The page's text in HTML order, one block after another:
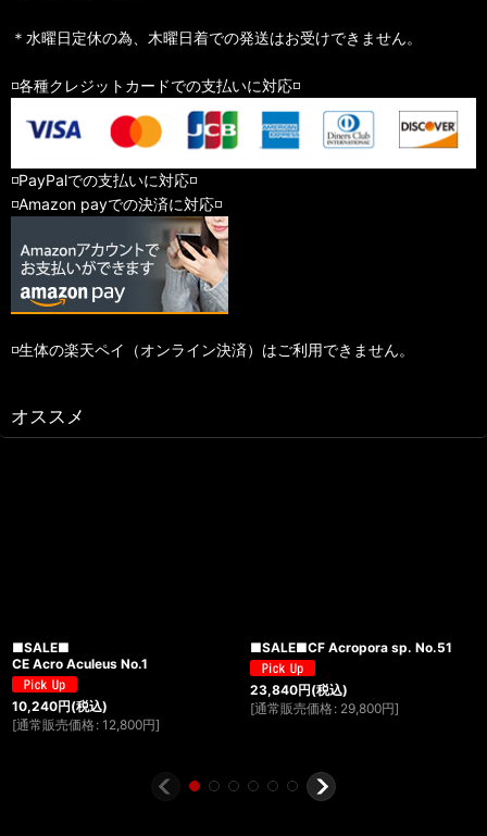
＊水曜日定休の為、木曜日着での発送はお受けできません。
◽️各種クレジットカードでの支払いに対応◽️
◽️PayPalでの支払いに対応◽️
◽️Amazon payでの決済に対応◽️
◽️生体の楽天ペイ（オンライン決済）はご利用できません。
オススメ
■SALE■
CE Acro Aculeus No.1
10,240円(税込)
[通常販売価格 : 12,800円]
■SALE■CF Acropora sp. No.51
23,840円(税込)
[通常販売価格 : 29,800円]